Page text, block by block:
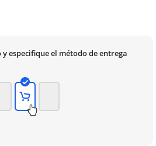
especifique el método de entrega